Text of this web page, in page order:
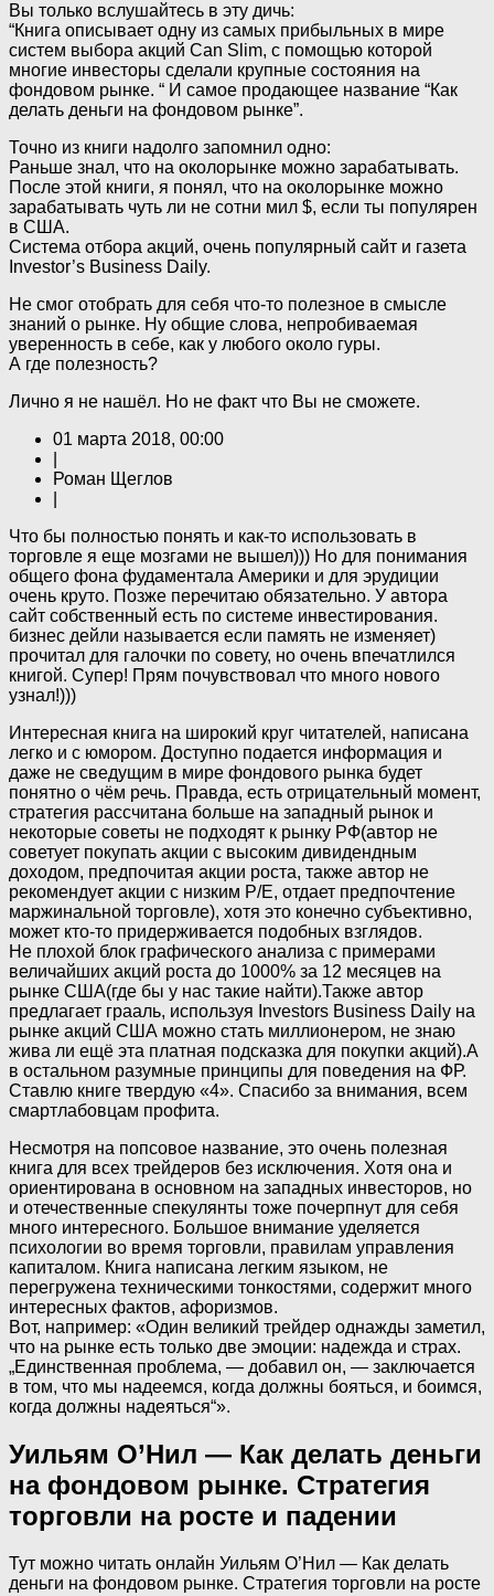
Вы только вслушайтесь в эту дичь:
“Книга описывает одну из самых прибыльных в мире
систем выбора акций Can Slim, с помощью которой
многие инвесторы сделали крупные состояния на
фондовом рынке. “ И самое продающее название “Как
делать деньги на фондовом рынке”.
Точно из книги надолго запомнил одно:
Раньше знал, что на околорынке можно зарабатывать.
После этой книги, я понял, что на околорынке можно
зарабатывать чуть ли не сотни мил $, если ты популярен
в США.
Система отбора акций, очень популярный сайт и газета
Investor’s Business Daily.
Не смог отобрать для себя что-то полезное в смысле
знаний о рынке. Ну общие слова, непробиваемая
уверенность в себе, как у любого около гуры.
А где полезность?
Лично я не нашёл. Но не факт что Вы не сможете.
01 марта 2018, 00:00
Роман Щеглов
Что бы полностью понять и как-то использовать в
торговле я еще мозгами не вышел))) Но для понимания
общего фона фудаментала Америки и для эрудиции
очень круто. Позже перечитаю обязательно. У автора
сайт собственный есть по системе инвестирования.
бизнес дейли называется если память не изменяет)
прочитал для галочки по совету, но очень впечатлился
книгой. Супер! Прям почувствовал что много нового
узнал!)))
Интересная книга на широкий круг читателей, написана
легко и с юмором. Доступно подается информация и
даже не сведущим в мире фондового рынка будет
понятно о чём речь. Правда, есть отрицательный момент,
стратегия рассчитана больше на западный рынок и
некоторые советы не подходят к рынку РФ(автор не
советует покупать акции с высоким дивидендным
доходом, предпочитая акции роста, также автор не
рекомендует акции с низким Р/Е, отдает предпочтение
маржинальной торговле), хотя это конечно субъективно,
может кто-то придерживается подобных взглядов.
Не плохой блок графического анализа с примерами
величайших акций роста до 1000% за 12 месяцев на
рынке США(где бы у нас такие найти).Также автор
предлагает грааль, используя Investors Business Daily на
рынке акций США можно стать миллионером, не знаю
жива ли ещё эта платная подсказка для покупки акций).А
в остальном разумные принципы для поведения на ФР.
Ставлю книге твердую «4». Спасибо за внимания, всем
смартлабовцам профита.
Несмотря на попсовое название, это очень полезная
книга для всех трейдеров без исключения. Хотя она и
ориентирована в основном на западных инвесторов, но
и отечественные спекулянты тоже почерпнут для себя
много интересного. Большое внимание уделяется
психологии во время торговли, правилам управления
капиталом. Книга написана легким языком, не
перегружена техническими тонкостями, содержит много
интересных фактов, афоризмов.
Вот, например: «Один великий трейдер однажды заметил,
что на рынке есть только две эмоции: надежда и страх.
„Единственная проблема, — добавил он, — заключается
в том, что мы надеемся, когда должны бояться, и боимся,
когда должны надеяться“».
Уильям О’Нил — Как делать деньги
на фондовом рынке. Стратегия
торговли на росте и падении
Тут можно читать онлайн Уильям О’Нил — Как делать
деньги на фондовом рынке. Стратегия торговли на росте